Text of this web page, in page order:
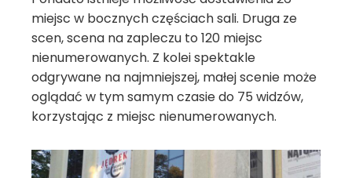
miejsc w bocznych częściach sali. Druga ze
scen, scena na zapleczu to 120 miejsc
nienumerowanych. Z kolei spektakle
odgrywane na najmniejszej, małej scenie może
oglądać w tym samym czasie do 75 widzów,
korzystając z miejsc nienumerowanych.